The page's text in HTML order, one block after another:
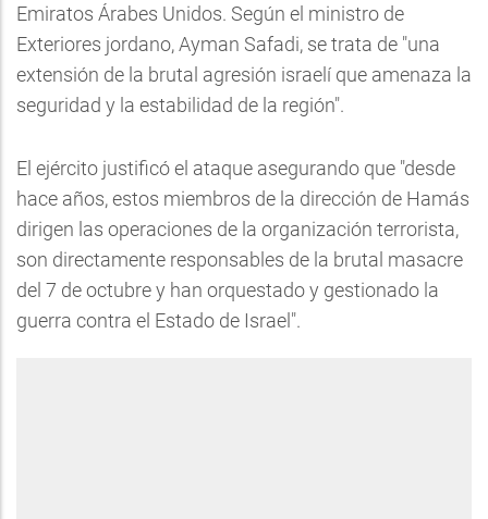
Emiratos Árabes Unidos. Según el ministro de
Exteriores jordano, Ayman Safadi, se trata de "una
extensión de la brutal agresión israelí que amenaza la
seguridad y la estabilidad de la región".
El ejército justificó el ataque asegurando que "desde
hace años, estos miembros de la dirección de Hamás
dirigen las operaciones de la organización terrorista,
son directamente responsables de la brutal masacre
del 7 de octubre y han orquestado y gestionado la
guerra contra el Estado de Israel".